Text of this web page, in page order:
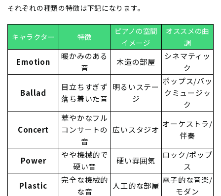
それぞれの種類の特徴は下記になります。
キャラクター 特徴
ピアノの空間
イメージ
オススメの曲
調
Emotion
暖かみのある
音
木造の部屋
シネマティッ
ク
Ballad
目立ちすぎず
落ち着いた音
明るいステー
ジ
ポップス/バッ
クミュージッ
ク
Concert
華やかなフル
コンサートの
音
広いスタジオ
オーケストラ/
伴奏
Power
やや機械的で
硬い音
硬い雰囲気
ロック/ポップ
ス
Plastic
完全な機械的
な音
人工的な部屋
電子的な音楽/
モダン